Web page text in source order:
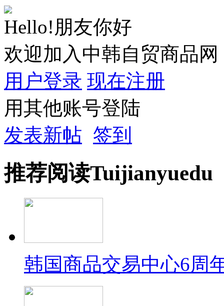
Hello!朋友你好
欢迎加入中韩自贸商品网
用户登录 现在注册
用其他账号登陆
发表新帖 签到
推荐阅读Tuijianyuedu
韩国商品交易中心6周